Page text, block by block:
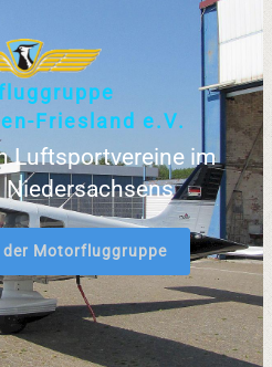
uggruppe
en- Fries and e.V.
Luftsportvereine im
der Motorfluggruppe